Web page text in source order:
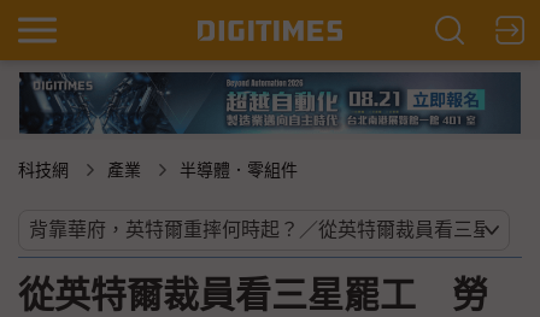
科技網 產業 半導體．零組件
從英特爾裁員看三星罷工 勞